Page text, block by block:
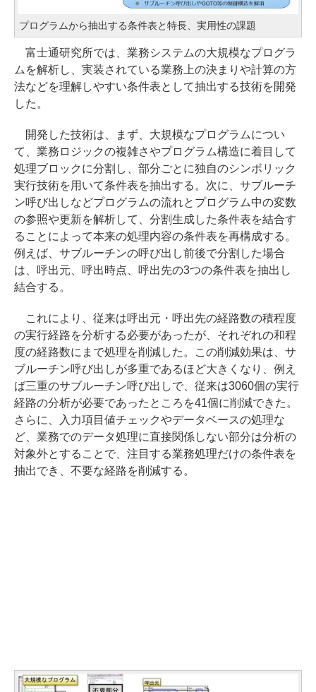
プログラムから抽出する条件表と特長、実用性の課題
富士通研究所では、業務システムの大規模なプログラ
ムを解析し、実装されている業務上の決まりや計算の方
法などを理解しやすい条件表として抽出する技術を開発
した。
開発した技術は、まず、大規模なプログラムについ
て、業務ロジックの複雑さやプログラム構造に着目して
処理ブロックに分割し、部分ごとに独自のシンボリック
実行技術を用いて条件表を抽出する。次に、サブルーチ
ン呼び出しなどプログラムの流れとプログラム中の変数
の参照や更新を解析して、分割生成した条件表を結合す
ることによって本来の処理内容の条件表を再構成する。
例えば、サブルーチンの呼び出し前後で分割した場合
は、呼出元、呼出時点、呼出先の3つの条件表を抽出し
結合する。
これにより、従来は呼出元・呼出先の経路数の積程度
の実行経路を分析する必要があったが、それぞれの和程
度の経路数にまで処理を削減した。この削減効果は、サ
ブルーチン呼び出しが多重であるほど大きくなり、例え
ば三重のサブルーチン呼び出しで、従来は3060個の実行
経路の分析が必要であったところを41個に削減できた。
さらに、入力項目値チェックやデータベースの処理な
ど、業務でのデータ処理に直接関係しない部分は分析の
対象外とすることで、注目する業務処理だけの条件表を
抽出でき、不要な経路を削減する。